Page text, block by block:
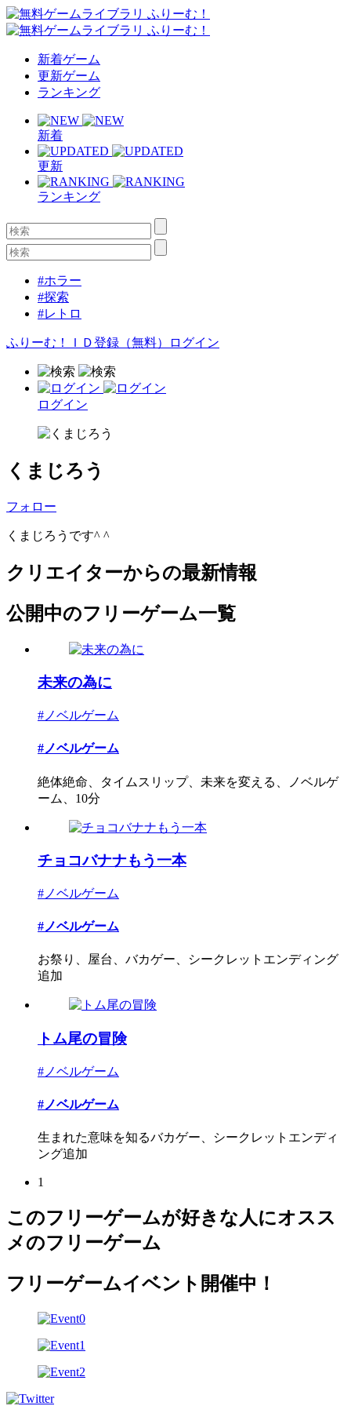
新着ゲーム
更新ゲーム
ランキング
新着
更新
ランキング
#ホラー
#探索
#レトロ
ふりーむ！ＩＤ登録（無料） ログイン
ログイン
くまじろう
フォロー
くまじろうです^ ^
クリエイターからの最新情報
公開中のフリーゲーム一覧
未来の為に
#ノベルゲーム
#ノベルゲーム
絶体絶命、タイムスリップ、未来を変える、ノベルゲ
ーム、10分
チョコバナナもう一本
#ノベルゲーム
#ノベルゲーム
お祭り、屋台、バカゲー、シークレットエンディング
追加
トム尾の冒険
#ノベルゲーム
#ノベルゲーム
生まれた意味を知るバカゲー、シークレットエンディ
ング追加
1
このフリーゲームが好きな人にオスス
メのフリーゲーム
フリーゲームイベント開催中！